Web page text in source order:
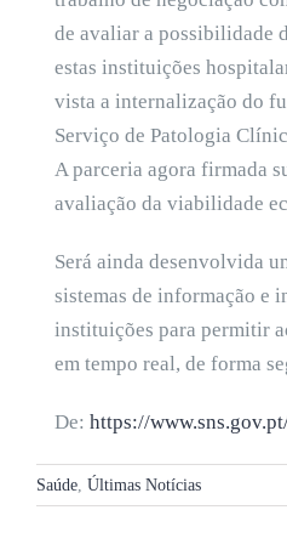
de avaliar a possibilidade
estas instituições
vista a internalização do
Serviço de Patologia
A parceria agora firmada
avaliação da viabilidade
Será ainda desenvolvida
sistemas de informação e
instituições para permitir
em tempo real, de forma
De: https://
Saúde Últimas Notícias